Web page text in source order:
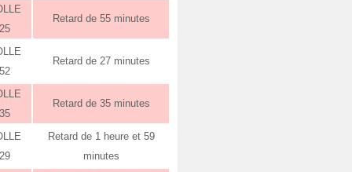
Retard de 55 minutes
Retard de 27 minutes
Retard de 35 minutes
Retard de 1 heure et 59
minutes